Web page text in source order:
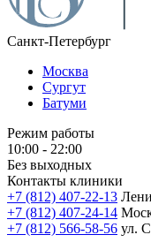
Санкт-Петербург
Москва
Сургут
Батуми
Режим работы
10:00 - 22:00
Без выходных
Контакты клиники
+7 (812) 407-22-13
+7 (812) 407-24-14
+7 (812) 566-58-56 ул.